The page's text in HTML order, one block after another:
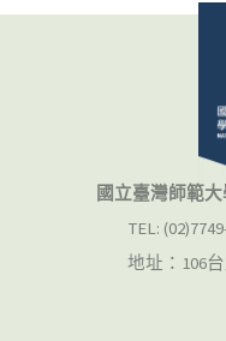
國立臺灣師範大
TEL:
地址：106